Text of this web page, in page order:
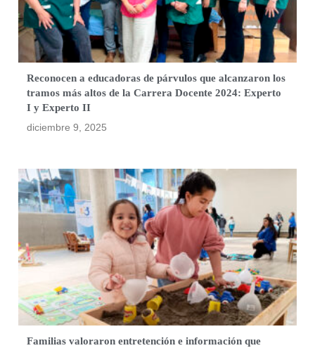
Reconocen a educadoras de párvulos que alcanzaron los
tramos más altos de la Carrera Docente 2024: Experto
I y Experto II
diciembre 9, 2025
Familias valoraron entretención e información que